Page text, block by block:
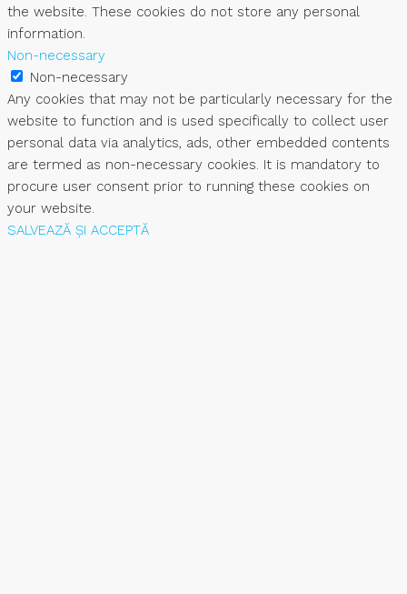
the website. These cookies do not store any personal
information.
Non-necessary
Non-necessary
Any cookies that may not be particularly necessary for the
website to function and is used specifically to collect user
personal data via analytics, ads, other embedded contents
are termed as non-necessary cookies. It is mandatory to
procure user consent prior to running these cookies on
your website.
SALVEAZĂ ȘI ACCEPTĂ